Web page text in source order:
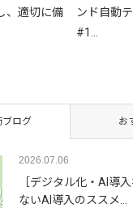
、適切に備
ンド自動
#1…
ブログ お
2026.07.06
［デジタル化・AI導
ないAI導入のススメ…